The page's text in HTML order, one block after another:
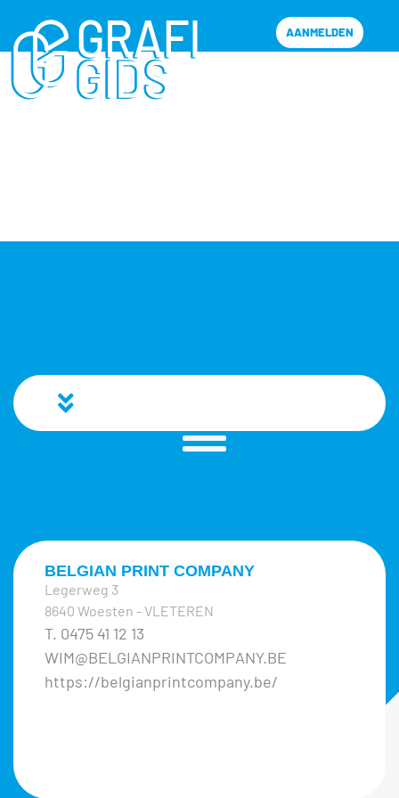
AANMELDEN
BELGIAN PRINT COMPANY
Legerweg 3
8640 Woesten - VLETEREN
T. 0475 41 12 13
WIM@BELGIANPRINTCOMPANY.BE
https://belgianprintcompany.be/